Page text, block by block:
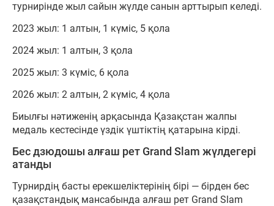
турнирінде жыл сайын жүлде санын арттырып келеді.
2023 жыл: 1 алтын, 1 күміс, 5 қола
2024 жыл: 1 алтын, 3 қола
2025 жыл: 3 күміс, 6 қола
2026 жыл: 2 алтын, 2 күміс, 4 қола
Биылғы нәтиженің арқасында Қазақстан жалпы
медаль кестесінде үздік үштіктің қатарына кірді.
Бес дзюдошы алғаш рет Grand Slam жүлдегері
атанды
Турнирдің басты ерекшеліктерінің бірі — бірден бес
қазақстандық мансабында алғаш рет Grand Slam